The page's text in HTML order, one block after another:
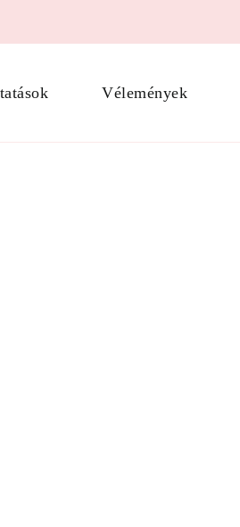
Vélemények